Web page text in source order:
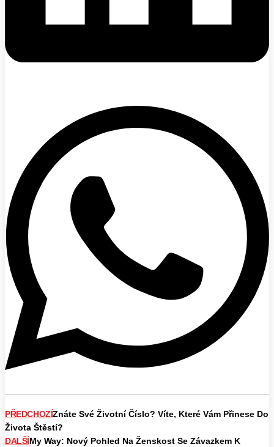
PŘEDCHOZÍZnáte Své Životní Číslo? Víte, Které Vám Přinese Do
Života Štěstí?
DALŠÍMy Way: Nový Pohled Na Ženskost Se Závazkem K